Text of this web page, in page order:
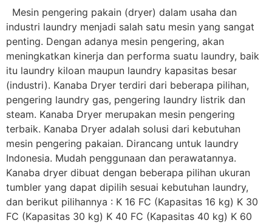
Mesin pengering pakain (dryer) dalam usaha dan
industri laundry menjadi salah satu mesin yang sangat
penting. Dengan adanya mesin pengering, akan
meningkatkan kinerja dan performa suatu laundry, baik
itu laundry kiloan maupun laundry kapasitas besar
(industri). Kanaba Dryer terdiri dari beberapa pilihan,
pengering laundry gas, pengering laundry listrik dan
steam. Kanaba Dryer merupakan mesin pengering
terbaik. Kanaba Dryer adalah solusi dari kebutuhan
mesin pengering pakaian. Dirancang untuk laundry
Indonesia. Mudah penggunaan dan perawatannya.
Kanaba dryer dibuat dengan beberapa pilihan ukuran
tumbler yang dapat dipilih sesuai kebutuhan laundry,
dan berikut pilihannya : K 16 FC (Kapasitas 16 kg) K 30
FC (Kapasitas 30 kg) K 40 FC (Kapasitas 40 kg) K 60